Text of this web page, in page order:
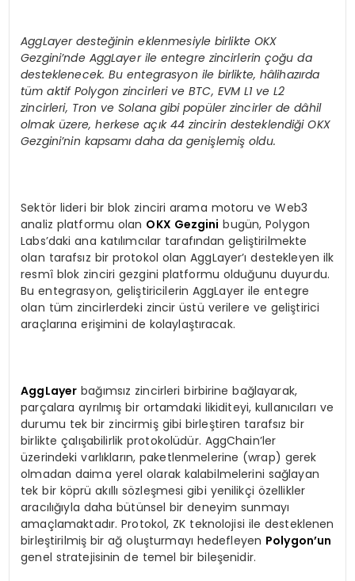
AggLayer desteğinin eklenmesiyle birlikte OKX
Gezgini’nde AggLayer ile entegre zincirlerin çoğu da
desteklenecek. Bu entegrasyon ile birlikte, hâlihazırda
tüm aktif Polygon zincirleri ve BTC, EVM L1 ve L2
zincirleri, Tron ve Solana gibi popüler zincirler de dâhil
olmak üzere, herkese açık 44 zincirin desteklendiği OKX
Gezgini’nin kapsamı daha da genişlemiş oldu.
Sektör lideri bir blok zinciri arama motoru ve Web3
analiz platformu olan OKX Gezgini bugün, Polygon
Labs’daki ana katılımcılar tarafından geliştirilmekte
olan tarafsız bir protokol olan AggLayer’ı destekleyen ilk
resmî blok zinciri gezgini platformu olduğunu duyurdu.
Bu entegrasyon, geliştiricilerin AggLayer ile entegre
olan tüm zincirlerdeki zincir üstü verilere ve geliştirici
araçlarına erişimini de kolaylaştıracak.
AggLayer bağımsız zincirleri birbirine bağlayarak,
parçalara ayrılmış bir ortamdaki likiditeyi, kullanıcıları ve
durumu tek bir zincirmiş gibi birleştiren tarafsız bir
birlikte çalışabilirlik protokolüdür. AggChain’ler
üzerindeki varlıkların, paketlenmelerine (wrap) gerek
olmadan daima yerel olarak kalabilmelerini sağlayan
tek bir köprü akıllı sözleşmesi gibi yenilikçi özellikler
aracılığıyla daha bütünsel bir deneyim sunmayı
amaçlamaktadır. Protokol, ZK teknolojisi ile desteklenen
birleştirilmiş bir ağ oluşturmayı hedefleyen Polygon’un
genel stratejisinin de temel bir bileşenidir.